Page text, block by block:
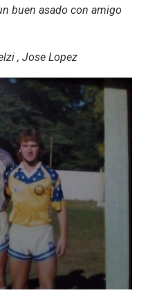
buen asado con amigo
, Jose Lopez